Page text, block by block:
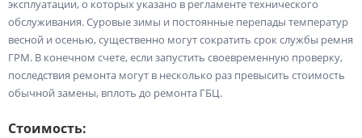
эксплуатации, о которых указано в регламенте технического
обслуживания. Суровые зимы и постоянные перепады температур
весной и осенью, существенно могут сократить срок службы ремня
ГРМ. В конечном счете, если запустить своевременную проверку,
последствия ремонта могут в несколько раз превысить стоимость
обычной замены, вплоть до ремонта ГБЦ.
Стоимость: